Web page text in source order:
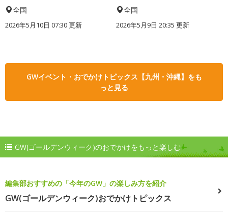
全国
2026年5月10日 07:30 更新
全国
2026年5月9日 20:35 更新
GWイベント・おでかけトピックス【九州・沖縄】をも
っと見る
GW(ゴールデンウィーク)のおでかけをもっと楽しむ
編集部おすすめの「今年のGW」の楽しみ方を紹介
GW(ゴールデンウィーク)おでかけトピックス